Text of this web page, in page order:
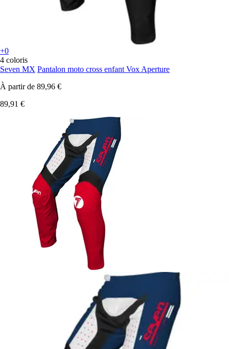
+0
4 coloris
Seven MX Pantalon moto cross enfant Vox Aperture
À partir de 89,96 €
89,91 €